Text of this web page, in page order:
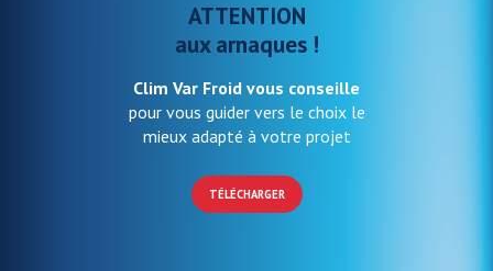
ATTENTION
aux arnaques !
Clim Var Froid vous conseille
pour vous guider vers le choix le
mieux adapté à votre projet
TÉLÉCHARGER